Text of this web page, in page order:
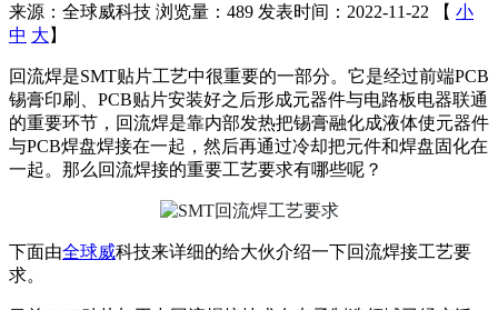
来源：全球威科技 浏览量：489 发表时间：2022-11-22 【 小
中 大 】
回流焊是SMT贴片工艺中很重要的一部分。它是经过前端PCB
锡膏印刷、PCB贴片安装好之后形成元器件与电路板电器联通
的重要环节，回流焊是靠内部发热把锡膏融化成液体使元器件
与PCB焊盘焊接在一起，然后再通过冷却把元件和焊盘固化在
一起。那么回流焊接的重要工艺要求有哪些呢？
下面由全球威科技来详细的给大伙介绍一下回流焊接工艺要
求。